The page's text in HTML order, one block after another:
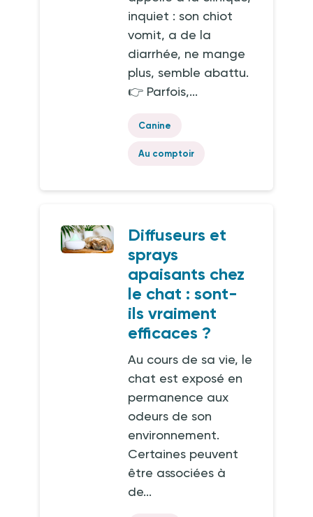
inquiet : son chiot
vomit, a de la
diarrhée, ne mange
plus, semble abattu.
👉 Parfois,...
Canine
Au comptoir
Diffuseurs et
sprays
apaisants chez
le chat : sont-
ils vraiment
efficaces ?
Au cours de sa vie, le
chat est exposé en
permanence aux
odeurs de son
environnement.
Certaines peuvent
être associées à
de...